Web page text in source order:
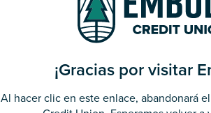
¡Gracias por visitar
Al hacer clic en este enlace, abandonará